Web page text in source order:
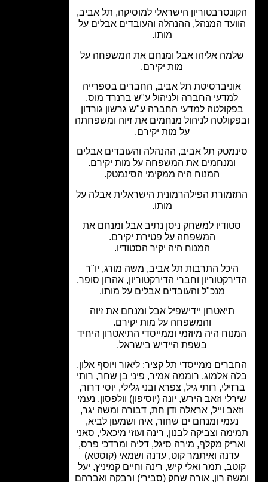
הישראלי למוסיקה, תל אביב,
המנהל, ההנהלה והעובדים אבלים על
אליהו אבל ומנחם את המשפחה על
מות יקירם.
תל אביב, החברים בספרייה
החברה ולניהול ע"ש ברנרד מוס,
למדעי החברה ע"ש גרשון גורדון
לניהול מנחמים את זיוה ומשפחתה
על מות יקירם.
תל אביב, ההנהלה והעובדים אבלים
ומנחמים את המשפחה על מות יקירם.
המנוח היה ממקימי הסינמטק.
הפילהרמונית הישראלית אבלה על
למשחק ניסן נתיב אבל ומנחם את
המשפחה על פטירת יקירם.
המנוח היה יקיר הסטודיו.
התרבות תל אביב, משה מורג, יו"ר
וחברי הדירקטוריון, אהרון סופר,
מנכ"ל והעובדים אבלים על מותו.
תיאטרון יידישפיל אבל ומנחם את זיוה
והמשפחה על מות יקירם.
היה מיוזמי וממייסדי התיאטרון היחיד
בשפת היידיש בישראל.
ממייסדי תל קציר: ליאור ויוסף אלון,
אלמוג, רוממה אמיר, פיני בן שחר, רותי
רותי גיל, צפרא ובני גלילי, יוסי דרור,
וזאב הירש, יונה (יוסיפון) וולפסון, נעמי
וייל, אראלה ודן חת, דבורה ומשה יגר,
ומנחם ים שחור, איה ושמעון לביא,
וצביקה לבנון, רינה ועוזי מיכאלי, סאני
מקלף, מירה סיגל, דליה ומרדכי פרס,
ואיתמר קוט, עדנה ושמאי (קוסטא)
תמר ואלי קיש, רינה וחיים קמיניץ, יעל
רון, אורה שחק (סבירי) ורבקה ואברהם